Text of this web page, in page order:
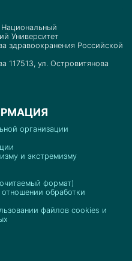
Университет
здравоохранения Российской
117513, ул. Островитянова
организации
и экстремизму
формат)
обработки
файлов cookies и